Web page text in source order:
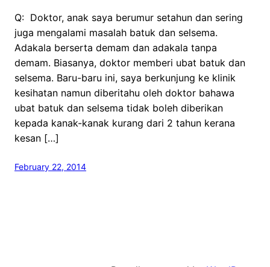
Q: Doktor, anak saya berumur setahun dan sering
juga mengalami masalah batuk dan selsema.
Adakala berserta demam dan adakala tanpa
demam. Biasanya, doktor memberi ubat batuk dan
selsema. Baru-baru ini, saya berkunjung ke klinik
kesihatan namun diberitahu oleh doktor bahawa
ubat batuk dan selsema tidak boleh diberikan
kepada kanak-kanak kurang dari 2 tahun kerana
kesan […]
February 22, 2014